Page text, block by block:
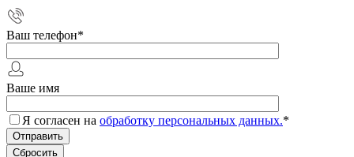
Ваш телефон*
Ваше имя
Я согласен на обработку персональных данных.*